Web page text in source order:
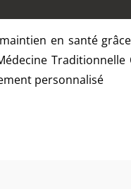
en santé
Traditionnelle
personnalisé